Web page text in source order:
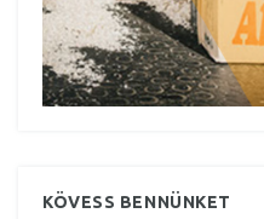
KÖVESS BENNÜNKET